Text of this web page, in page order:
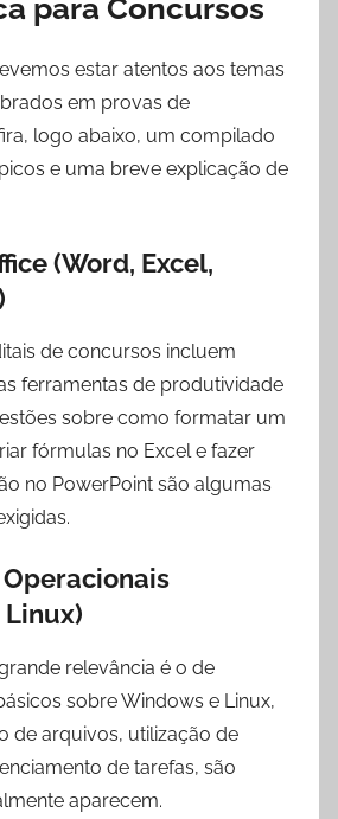
para Concursos
estar atentos aos temas
em provas de
logo abaixo, um compilado
e uma breve explicação de
(Word, Excel,
de concursos incluem
ferramentas de produtividade
sobre como formatar um
fórmulas no Excel e fazer
no PowerPoint são algumas
relevância é o de
sobre Windows e Linux,
de arquivos, utilização de
de tarefas, são
aparecem.